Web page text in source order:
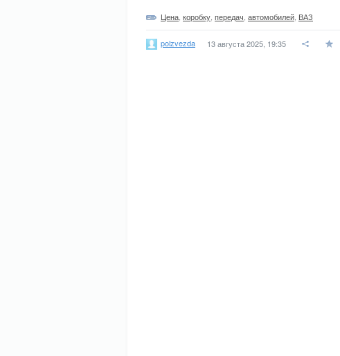
Цена коробку передач автомобилей ВАЗ
polzvezda 13 августа 2025, 19:35